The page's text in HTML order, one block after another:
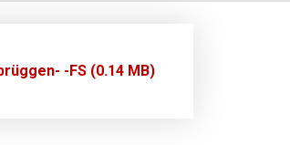
-FS (0.14 MB)